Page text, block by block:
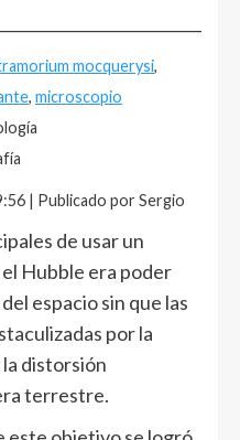
mocquerysi,
, microscopio
| Publicado por Sergio
de usar un
Hubble era poder
espacio sin que las
por la
distorsión
terrestre.